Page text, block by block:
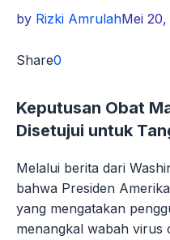
by Rizki AmrulahMei
Share0
Keputusan Obat
Disetujui untuk
Melalui berita dari
bahwa Presiden
yang mengatakan
menangkal wabah virus